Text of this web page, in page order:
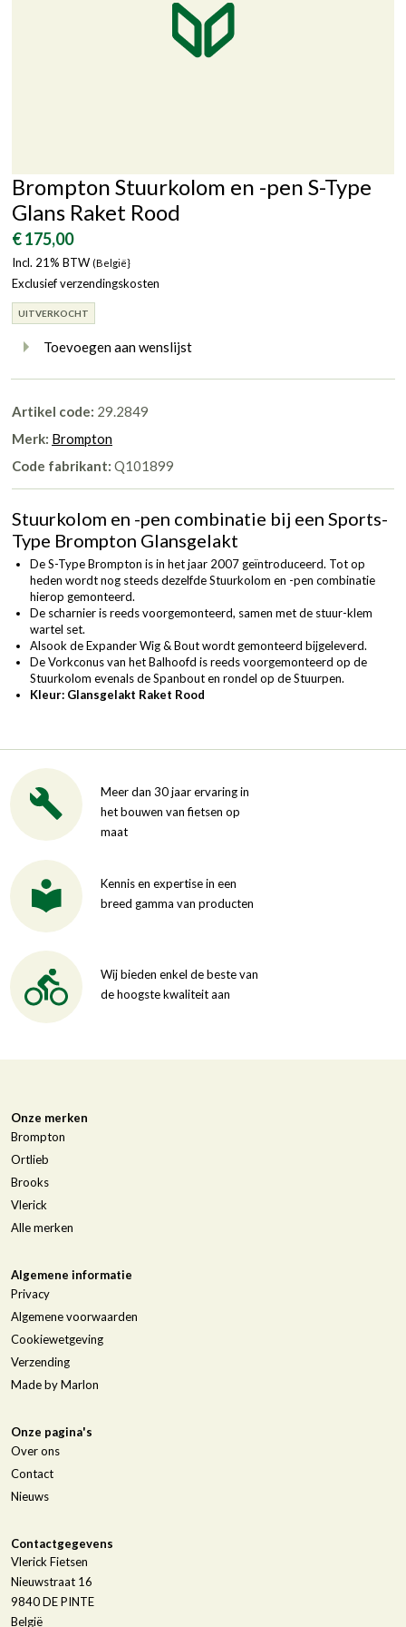
Brompton Stuurkolom en -pen S-Type
Glans Raket Rood
€ 175,00
Incl. 21% BTW (België}
Exclusief verzendingskosten
UITVERKOCHT
Toevoegen aan wenslijst
Artikel code: 29.2849
Merk: Brompton
Code fabrikant: Q101899
Stuurkolom en -pen combinatie bij een Sports-
Type Brompton Glansgelakt
De S-Type Brompton is in het jaar 2007 geïntroduceerd. Tot op
heden wordt nog steeds dezelfde Stuurkolom en -pen combinatie
hierop gemonteerd.
De scharnier is reeds voorgemonteerd, samen met de stuur-klem
wartel set.
Alsook de Expander Wig & Bout wordt gemonteerd bijgeleverd.
De Vorkconus van het Balhoofd is reeds voorgemonteerd op de
Stuurkolom evenals de Spanbout en rondel op de Stuurpen.
Kleur: Glansgelakt Raket Rood
Meer dan 30 jaar ervaring in
het bouwen van fietsen op
maat
Kennis en expertise in een
breed gamma van producten
Wij bieden enkel de beste van
de hoogste kwaliteit aan
Onze merken
Brompton
Ortlieb
Brooks
Vlerick
Alle merken
Algemene informatie
Privacy
Algemene voorwaarden
Cookiewetgeving
Verzending
Made by Marlon
Onze pagina's
Over ons
Contact
Nieuws
Contactgegevens
Vlerick Fietsen
Nieuwstraat 16
9840DE PINTE
België